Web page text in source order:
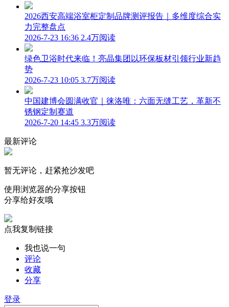
2026西安高端浴室柜定制品牌测评报告｜多维度综合实
力完整盘点
2026-7-23 16:36 2.4万阅读
绿色卫浴时代来临！亮晶集团以环保板材引领行业新趋
势
2026-7-23 10:05 3.7万阅读
中国建博会圆满收官｜徕洛唯：六面无缝工艺，革新不
锈钢定制赛道
2026-7-20 14:45 3.3万阅读
最新评论
暂无评论，赶紧抢沙发吧
使用浏览器的分享按钮
分享给好友哦
点我复制链接
我也说一句
评论
收藏
分享
登录